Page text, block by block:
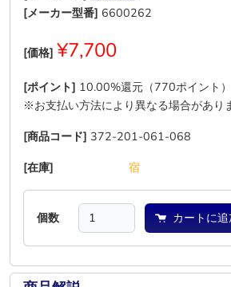
[メーカー型番] 6600262
[価格] ¥7,700
[ポイント] 10.00%還元（770ポイント）
※お支払い方法により異なる場合があり
[商品コード] 372-201-061-068
[在庫]
宿
個数 カートに